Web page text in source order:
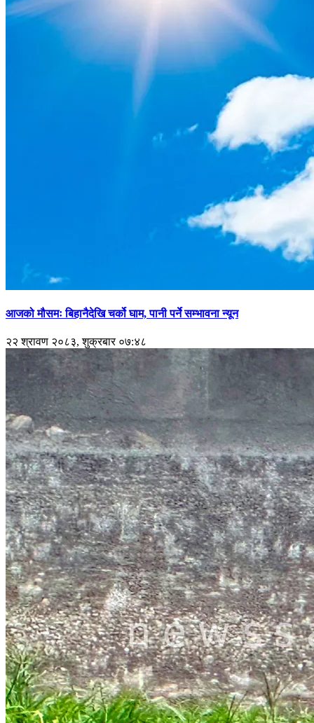
आजको मौसमः बिहानैदेखि चर्को घाम, पानी पर्ने सम्भावना न्यून
२२ श्रावण २०८३, शुक्रबार ०७:४८